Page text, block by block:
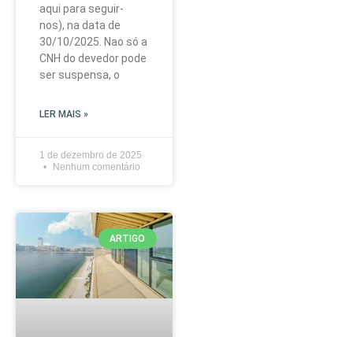
aqui para seguir-
nos), na data de
30/10/2025. Nao só a
CNH do devedor pode
ser suspensa, o
LER MAIS »
1 de dezembro de 2025
Nenhum comentário
ARTIGO